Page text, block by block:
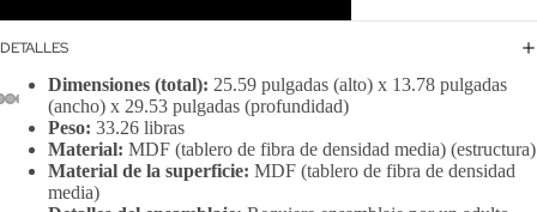
DETALLES
Dimensiones (total): 25.59 pulgadas (alto) x 13.78 pulgadas
(ancho) x 29.53 pulgadas (profundidad)
Peso: 33.26 libras
Material: MDF (tablero de fibra de densidad media) (estructura)
Material de la superficie: MDF (tablero de fibra de densidad
media)